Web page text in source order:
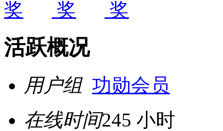
活跃概况
用户组 功勋会员
在线时间245 小时